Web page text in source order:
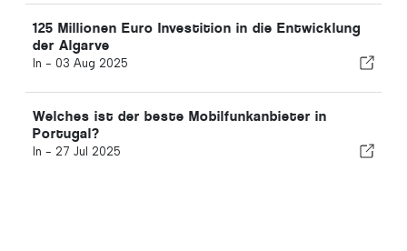
125 Millionen Euro Investition in die Entwicklung
der Algarve
In - 03 Aug 2025
Welches ist der beste Mobilfunkanbieter in
Portugal?
In - 27 Jul 2025